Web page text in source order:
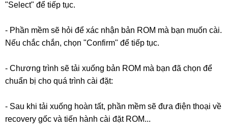
"Select" để tiếp tục.
- Phần mềm sẽ hỏi để xác nhận bản ROM mà bạn muốn cài.
Nếu chắc chắn, chọn "Confirm" để tiếp tục.
- Chương trình sẽ tải xuống bản ROM mà bạn đã chọn để
chuẩn bị cho quá trình cài đặt:
- Sau khi tải xuống hoàn tất, phần mềm sẽ đưa điện thoại về
recovery gốc và tiến hành cài đặt ROM...